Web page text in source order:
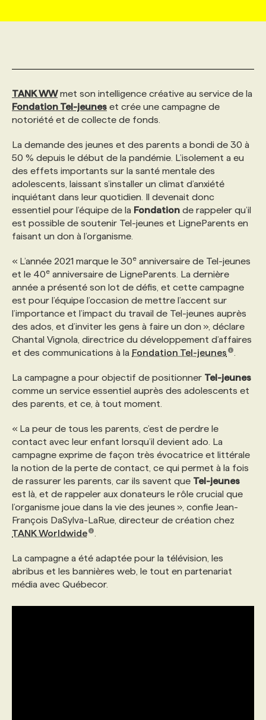
AFFAIRES DE L'INDUSTRIE
INITIATIVES NUMÉRIQUES
PRIX ET DISTINCTIONS
TENDANCES
WEB & MÉDIAS SOCIAUX
MARKETING DURABLE
GEO/SEO
ÉVÉNEMENTIEL
NOS AUTEUR‧RICES
INFOLETTRE PUBLICITÉ
ANNONCEZ AVEC NOUS
CONSULTER LA CVTHÈQUE
PROFIL ENTREPRISE
FAQ
ANNONCEZ AVEC NOUS
VOIR LES OFFRES
PROFIL CANDIDAT
FAQ
ANNONCEZ AVEC NOUS
NOS FORMATIONS EN LIGNE
NOS PARCOURS DE FORMATIONS
FORMATIONS PERSONNALISÉES
NOS FORMATEUR‧RICES
POURQUOI CHOISIR NOS FORMATIONS
NOS TARIFS
PROGRAMMES DE SUBVENTIONS
FAQ
CHASSE DE TÊTE
SERVICE DE CHASSE DE TÊTE
NOS TARIFS
NOS EXPERTISES
FAQ
ANNONCEZ AVEC NOUS
TANK WWmet son intelligence créative au service de la
Fondation Tel-jeunes et crée une campagne de
notoriété et de collecte de fonds.
La demande des jeunes et des parents a bondi de 30 à
50 % depuis le début de la pandémie. L’isolement a eu
des effets importants sur la santé mentale des
adolescents, laissant s’installer un climat d’anxiété
inquiétant dans leur quotidien. Il devenait donc
essentiel pour l’équipe de la Fondation de rappeler qu’il
est possible de soutenir Tel-jeunes et LigneParents en
faisant un don à l’organisme.
« L’année 2021 marque le 30e anniversaire de Tel-jeunes
et le 40e anniversaire de LigneParents. La dernière
année a présenté son lot de défis, et cette campagne
est pour l’équipe l’occasion de mettre l’accent sur
l’importance et l’impact du travail de Tel-jeunes auprès
des ados, et d’inviter les gens à faire un don », déclare
Chantal Vignola, directrice du développement d’affaires
et des communications à la Fondation Tel-jeunes
La campagne a pour objectif de positionner Tel-jeunes
comme un service essentiel auprès des adolescents et
des parents, et ce, à tout moment.
« La peur de tous les parents, c’est de perdre le
contact avec leur enfant lorsqu’il devient ado. La
campagne exprime de façon très évocatrice et littérale
la notion de la perte de contact, ce qui permet à la fois
de rassurer les parents, car ils savent que Tel-jeunes
est là, et de rappeler aux donateurs le rôle crucial que
l’organisme joue dans la vie des jeunes », confie Jean-
François DaSylva-LaRue, directeur de création chez
TANK Worldwide
La campagne a été adaptée pour la télévision, les
abribus et les bannières web, le tout en partenariat
média avec Québecor.